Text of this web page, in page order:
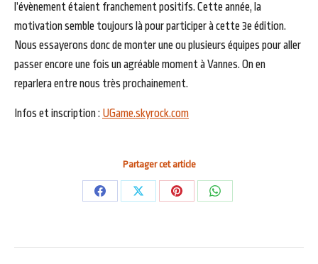
l’évènement étaient franchement positifs. Cette année, la
motivation semble toujours là pour participer à cette 3e édition.
Nous essayerons donc de monter une ou plusieurs équipes pour aller
passer encore une fois un agréable moment à Vannes. On en
reparlera entre nous très prochainement.
Infos et inscription : UGame.skyrock.com
Partager cet article
PartagerPartagerPartagerPartager